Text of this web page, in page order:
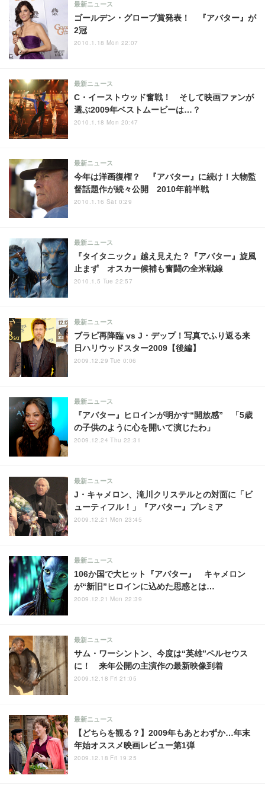
ゴールデン・グローブ賞発表！ 『アバター』が
2冠
最新ニュース
2010.1.18 Mon 22:07
C・イーストウッド奮戦！ そして映画ファンが
選ぶ2009年ベストムービーは…？
最新ニュース
2010.1.18 Mon 20:47
今年は洋画復権？ 『アバター』に続け！大物監
督話題作が続々公開 2010年前半戦
最新ニュース
2010.1.16 Sat 0:29
『タイタニック』越え見えた？『アバター』旋風
止まず オスカー候補も奮闘の全米戦線
最新ニュース
2010.1.5 Tue 22:57
ブラピ再降臨 vs J・デップ！写真でふり返る来
日ハリウッドスター2009【後編】
最新ニュース
2009.12.29 Tue 0:06
『アバター』ヒロインが明かす“開放感” 「5歳
の子供のように心を開いて演じたわ」
最新ニュース
2009.12.24 Thu 22:31
J・キャメロン、滝川クリステルとの対面に「ビ
ューティフル！」『アバター』プレミア
最新ニュース
2009.12.21 Mon 23:45
106か国で大ヒット『アバター』 キャメロン
が“新旧”ヒロインに込めた思惑とは…
最新ニュース
2009.12.21 Mon 22:39
サム・ワーシントン、今度は“英雄”ペルセウス
に！ 来年公開の主演作の最新映像到着
最新ニュース
2009.12.18 Fri 21:05
【どちらを観る？】2009年もあとわずか…年末
年始オススメ映画レビュー第1弾
最新ニュース
2009.12.18 Fri 19:25